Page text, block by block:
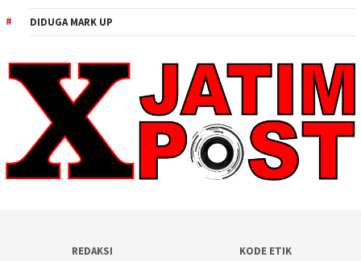
DIDUGA MARK UP
REDAKSI KODE ETIK